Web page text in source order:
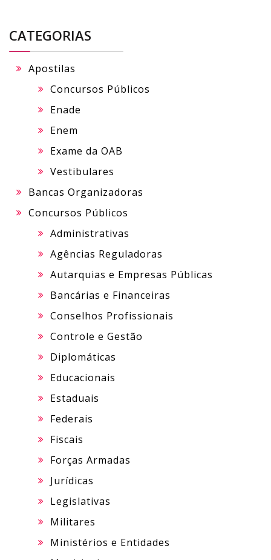
CATEGORIAS
Apostilas
Concursos Públicos
Enade
Enem
Exame da OAB
Vestibulares
Bancas Organizadoras
Concursos Públicos
Administrativas
Agências Reguladoras
Autarquias e Empresas Públicas
Bancárias e Financeiras
Conselhos Profissionais
Controle e Gestão
Diplomáticas
Educacionais
Estaduais
Federais
Fiscais
Forças Armadas
Jurídicas
Legislativas
Militares
Ministérios e Entidades